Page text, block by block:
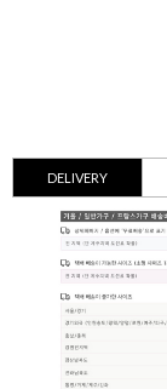
DELIVERY